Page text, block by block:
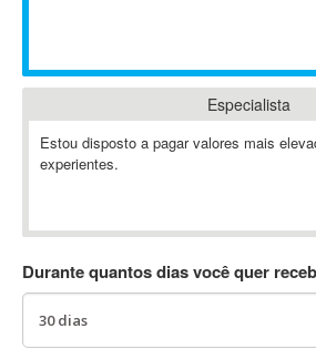
Ableton
Ableton Push
Abstract
AC3
Especialista
Estou disposto a pagar valores mais
experientes.
Durante quantos dias você quer